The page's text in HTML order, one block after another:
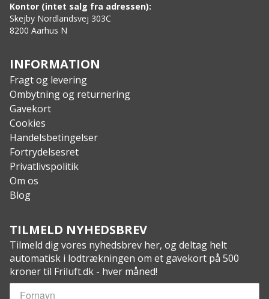
Kontor (intet salg fra adressen):
Skejby Nordlandsvej 303C
8200 Aarhus N
INFORMATION
Fragt og levering
Ombytning og returnering
Gavekort
Cookies
Handelsbetingelser
Fortrydelsesret
Privatlivspolitik
Om os
Blog
TILMELD NYHEDSBREV
Tilmeld dig vores nyhedsbrev her, og deltag helt
automatisk i lodtrækningen om et gavekort på 500
kroner til Friluft.dk - hver måned!